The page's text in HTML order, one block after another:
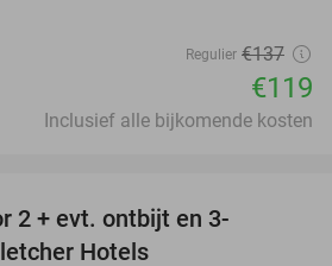
Regulier €137
€119
Inclusief alle bijkomende kosten
2 + evt. ontbijt en 3-
Hotels